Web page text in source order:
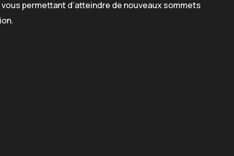
permettant d’atteindre de nouveaux sommets